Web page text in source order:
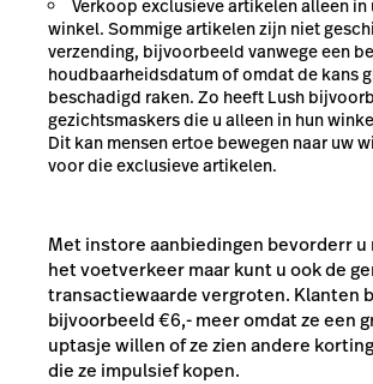
Verkoop exclusieve artikelen alleen in
winkel. Sommige artikelen zijn niet
verzending, bijvoorbeeld vanwege een
houdbaarheidsdatum of omdat de kans
beschadigd raken. Zo heeft Lush
gezichtsmaskers die u alleen in hun
Dit kan mensen ertoe bewegen naar uw
voor die exclusieve artikelen.
Met instore aanbiedingen bevorderr u
het voetverkeer maar kunt u ook de
transactiewaarde vergroten. Klanten
bijvoorbeeld€6,- meer omdat ze een
uptasje willen of ze zien andere
die ze impulsief kopen.